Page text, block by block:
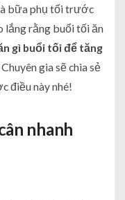
bữa phụ tối trước
lắng rằng buổi tối ăn
gì buổi tối để tăng
gia sẽ chia sẻ
điều này nhé!
nhanh